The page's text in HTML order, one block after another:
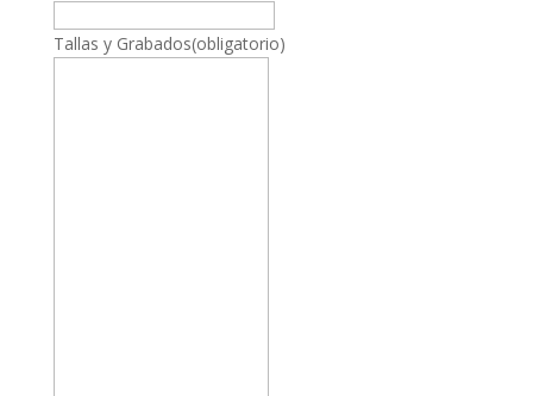
Tallas y Grabados(obligatorio)